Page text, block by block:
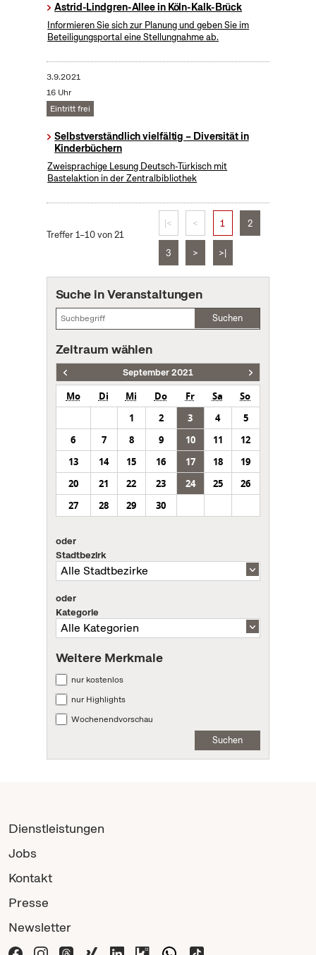
Astrid-Lindgren-Allee in Köln-Kalk-Brück
Informieren Sie sich zur Planung und geben Sie im
Beteiligungsportal eine Stellungnahme ab.
3.9.2021
16 Uhr
Eintritt frei
Selbstverständlich vielfältig – Diversität in
Kinderbüchern
Zweisprachige Lesung Deutsch-Türkisch mit
Bastelaktion in der Zentralbibliothek
Treffer 1–10 von 21
|< < 1 2
3 > >|
Suche in Veranstaltungen
Suchen
Zeitraum wählen
September 2021
Mo Di Mi Do Fr Sa
So
1
2 3 4
5
6
7 8 9 10 11
12
13
14 15 16 17 18
19
20
21 22 23 24 25
26
27
28 29 30
oder
Stadtbezirk
oder
Kategorie
Weitere Merkmale
nur kostenlos
nur Highlights
Wochenendvorschau
Suchen
Dienstleistungen
Jobs
Kontakt
Presse
Newsletter